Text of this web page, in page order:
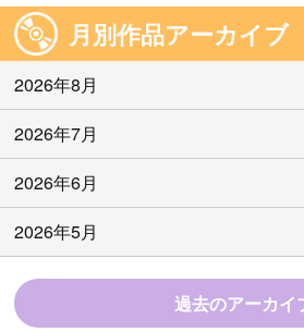
月別作品アーカイブ
2026年8月
2026年7月
2026年6月
2026年5月
過去のアーカイ